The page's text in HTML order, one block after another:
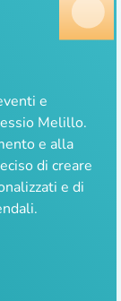
e
Melillo.
e alla
di creare
e di